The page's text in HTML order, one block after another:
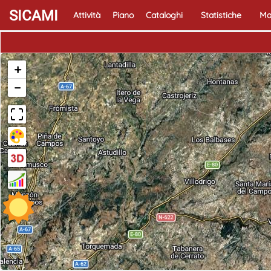
SICAMI Attività Piano Cataloghi Statistiche
+
−